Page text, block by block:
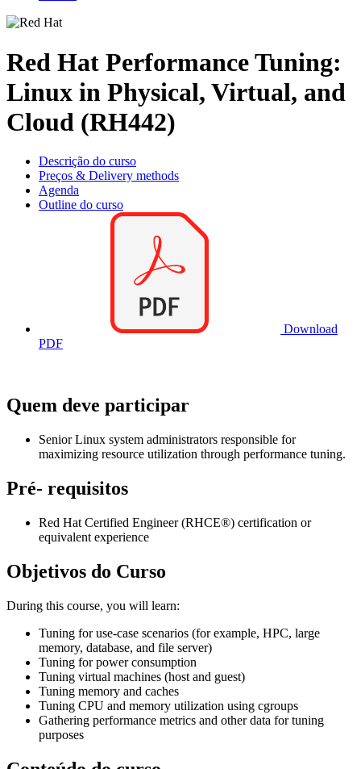
Red Hat Performance Tuning:
Linux in Physical, Virtual, and
Cloud (RH442)
Descrição do curso
Preços & Delivery methods
Agenda
Outline do curso
Download
PDF
Quem deve participar
Senior Linux system administrators responsible for
maximizing resource utilization through performance tuning.
Pré- requisitos
Red Hat Certified Engineer (RHCE®) certification or
equivalent experience
Objetivos do Curso
During this course, you will learn:
Tuning for use-case scenarios (for example, HPC, large
memory, database, and file server)
Tuning for power consumption
Tuning virtual machines (host and guest)
Tuning memory and caches
Tuning CPU and memory utilization using cgroups
Gathering performance metrics and other data for tuning
purposes